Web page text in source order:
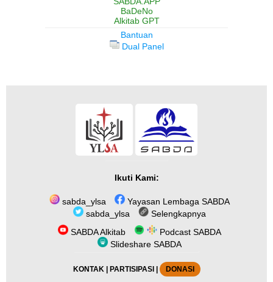
BaDeNo
Alkitab GPT
Bantuan
Dual Panel
Ikuti Kami:
sabda_ylsa
Yayasan Lembaga SABDA
sabda_ylsa
Selengkapnya
SABDA Alkitab
Podcast SABDA
Slideshare SABDA
KONTAK| PARTISIPASI DONASI